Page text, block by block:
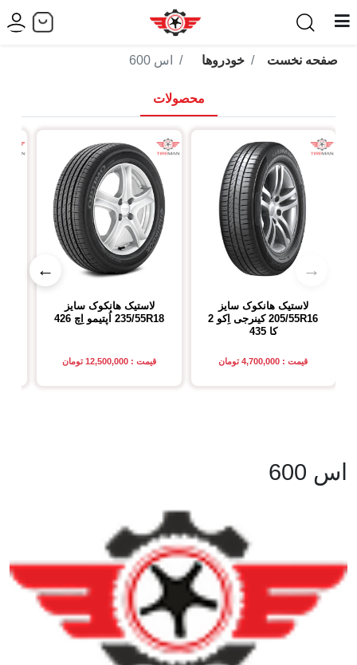
صفحه نخست خودروها اس 600
محصولات
→
←
لاستیک هانکوک سایز
205/55R16
کینرجی اِکو 2
کا 435
قیمت : 4,700,000 تومان
لاستیک هانکوک سایز
235/55R18 اُپتیمو اِچ 426
قیمت : 12,500,000 تومان
اس 600